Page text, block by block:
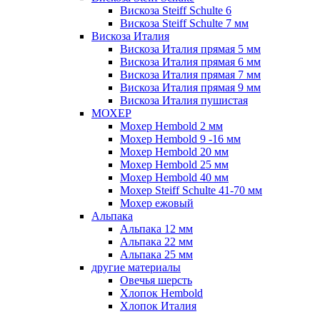
Вискоза Steiff Schulte 6
Вискоза Steiff Schulte 7 мм
Вискоза Италия
Вискоза Италия прямая 5 мм
Вискоза Италия прямая 6 мм
Вискоза Италия прямая 7 мм
Вискоза Италия прямая 9 мм
Вискоза Италия пушистая
МОХЕР
Мохер Hembold 2 мм
Мохер Hembold 9 -16 мм
Мохер Hembold 20 мм
Мохер Hembold 25 мм
Мохер Hembold 40 мм
Мохер Steiff Schulte 41-70 мм
Мохер ежовый
Альпака
Альпака 12 мм
Альпака 22 мм
Альпака 25 мм
другие материалы
Овечья шерсть
Хлопок Hembold
Хлопок Италия